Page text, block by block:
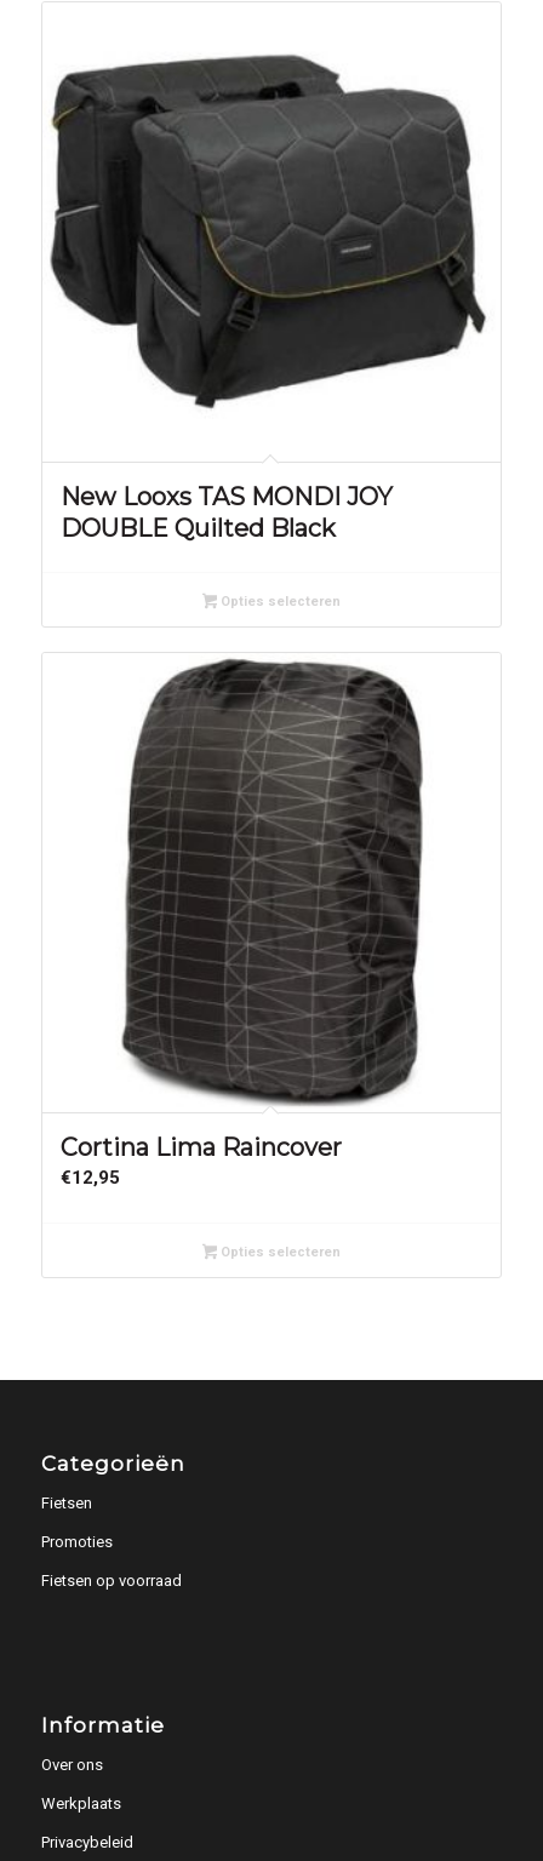
New Looxs TAS MONDI JOY
DOUBLE Quilted Black
Opties selecteren
Cortina Lima Raincover
€12,95
Opties selecteren
Categorieën
Fietsen
Promoties
Fietsen op voorraad
Informatie
Over ons
Werkplaats
Privacybeleid